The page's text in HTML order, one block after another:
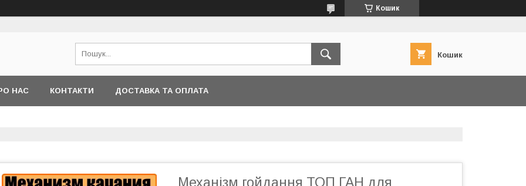
Кошик
Кошик
НАС КОНТАКТИ ДОСТАВКА ТА ОПЛАТА
Механізм гойдання ТОП ГАН для